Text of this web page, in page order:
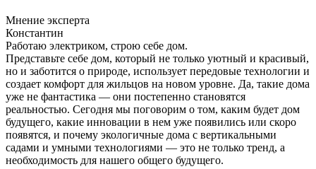
Мнение эксперта
Константин
Работаю электриком, строю себе дом.
Представьте себе дом, который не только уютный и красивый,
но и заботится о природе, использует передовые технологии и
создает комфорт для жильцов на новом уровне. Да, такие дома
уже не фантастика — они постепенно становятся
реальностью. Сегодня мы поговорим о том, каким будет дом
будущего, какие инновации в нем уже появились или скоро
появятся, и почему экологичные дома с вертикальными
садами и умными технологиями — это не только тренд, а
необходимость для нашего общего будущего.